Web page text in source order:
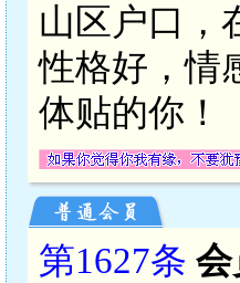
山区户口，
性格好，情
体贴的你！
第1627条 会